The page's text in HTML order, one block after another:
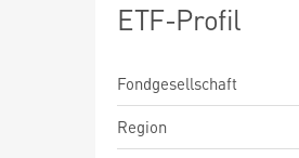
ETF-Profil
Fondgesellschaft
Region